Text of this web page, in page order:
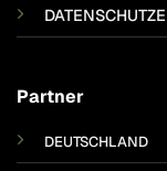
Partner
DEUTSCHLAND